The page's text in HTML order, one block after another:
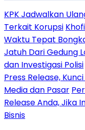
KPK Jadwalkan
Terkait Korupsi
Waktu Tepat
Jatuh Dari Gedung
dan Investigasi Polisi
Press Release,
Media dan Pasar
Release Anda, Jika
Bisnis